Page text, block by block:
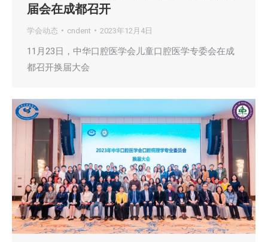
届会在成都召开
学会动态 cndent 2023年12月4日
11月23日，中华口腔医学会儿童口腔医学专委会在成
都召开换届大会